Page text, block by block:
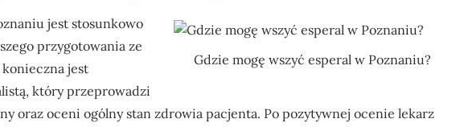
Gdzie mogę wszyć esperal w Poznaniu?
jest stosunkowo
przygotowania ze
jest
który przeprowadzi
oraz oceni ogólny stan zdrowia pacjenta. Po pozytywnej ocenie lekarz